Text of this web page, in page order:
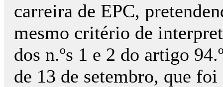
carreira de EPC,
mesmo critério de
dos n.ºs 1 e 2 do artigo
de 13 de setembro, que